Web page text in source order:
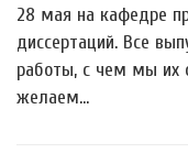
28 мая на кафедре
диссертаций. Все
работы, с чем мы их
желаем…